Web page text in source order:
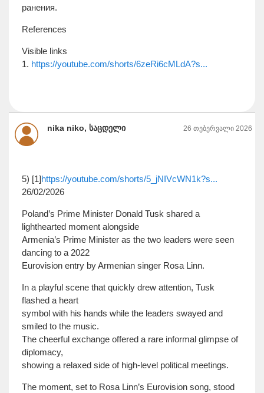
ранения.
References
Visible links
1. https://youtube.com/shorts/6zeRi6cMLdA?s...
nika niko, საცდელი 26 თებერვალი 2026
5) [1]https://youtube.com/shorts/5_jNIVcWN1k?s...
26/02/2026
Poland’s Prime Minister Donald Tusk shared a
lighthearted moment alongside
Armenia’s Prime Minister as the two leaders were seen
dancing to a 2022
Eurovision entry by Armenian singer Rosa Linn.
In a playful scene that quickly drew attention, Tusk
flashed a heart
symbol with his hands while the leaders swayed and
smiled to the music.
The cheerful exchange offered a rare informal glimpse of
diplomacy,
showing a relaxed side of high-level political meetings.
The moment, set to Rosa Linn’s Eurovision song, stood